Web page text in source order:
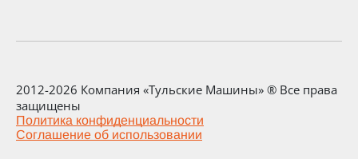
2012-2026 Компания «Тульские Машины» ® Все права
защищены
Политика конфиденциальности
Соглашение об использовании